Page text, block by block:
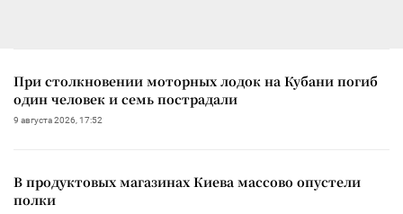
При столкновении моторных лодок на Кубани погиб
один человек и семь пострадали
9 августа 2026, 17:52
В продуктовых магазинах Киева массово опустели
полки